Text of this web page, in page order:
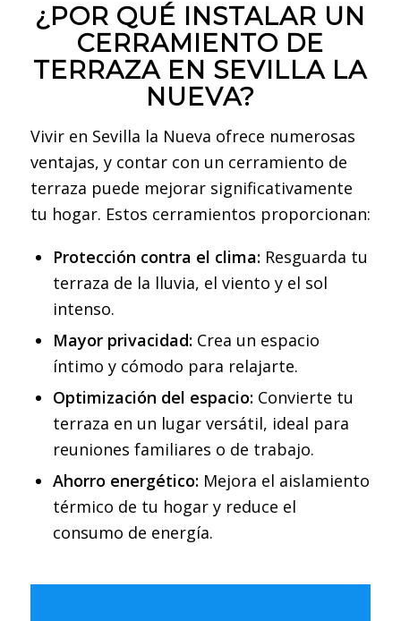
¿POR QUÉ INSTALAR UN
CERRAMIENTO DE
TERRAZA EN SEVILLA LA
NUEVA?
Vivir en Sevilla la Nueva ofrece numerosas
ventajas, y contar con un cerramiento de
terraza puede mejorar significativamente
tu hogar. Estos cerramientos proporcionan:
Protección contra el clima:Resguarda tu
terraza de la lluvia, el viento y el sol
intenso.
Mayor privacidad:Crea un espacio
íntimo y cómodo para relajarte.
Optimización del espacio:Convierte tu
terraza en un lugar versátil, ideal para
reuniones familiares o de trabajo.
Ahorro energético:Mejora el aislamiento
térmico de tu hogar y reduce el
consumo de energía.